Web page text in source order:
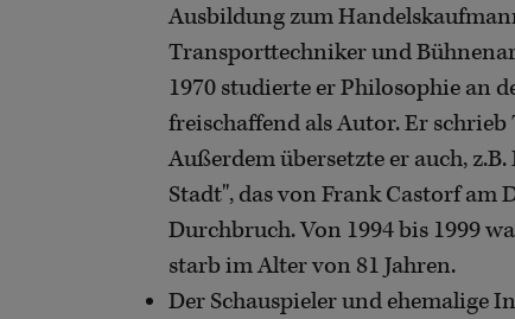
Ausbildung zum
Transporttechniker und
1970 studierte er Philosophie an
freischaffend als Autor. Er
Außerdem übersetzte er auch,
Stadt", das von Frank Castorf am
Durchbruch. Von 1994 bis 1999
starb im Alter von 81 Jahren.
Der Schauspieler und ehemalige